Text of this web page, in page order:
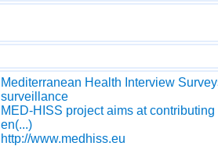
Mediterranean Health Interview
surveillance
MED-HISS project aims at
en(...)
http://www.medhiss.eu